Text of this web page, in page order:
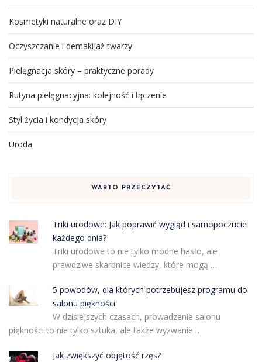
Kosmetyki naturalne oraz DIY
Oczyszczanie i demakijaż twarzy
Pielęgnacja skóry – praktyczne porady
Rutyna pielęgnacyjna: kolejność i łączenie
Styl życia i kondycja skóry
Uroda
WARTO PRZECZYTAĆ
Triki urodowe: Jak poprawić wygląd i samopoczucie
każdego dnia?
Triki urodowe to nie tylko modne hasło, ale
prawdziwe skarbnice wiedzy, które mogą …
5 powodów, dla których potrzebujesz programu do
salonu piękności
W dzisiejszych czasach, prowadzenie salonu
piękności to nie tylko sztuka, ale także wyzwanie …
Jak zwiększyć objętość rzęs?